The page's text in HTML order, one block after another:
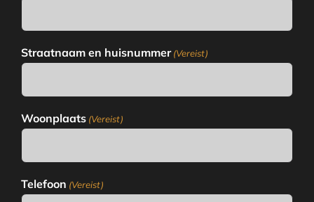
Straatnaam en huisnummer (Vereist)
Woonplaats (Vereist)
Telefoon (Vereist)